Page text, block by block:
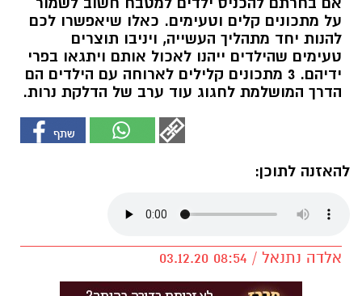
על מתכונים קלים וטעימים. כאלו שיאפשרו לכם
להנות יחד מתהליך העשייה, ויניבו תוצרים
טעימים שהילדים ייהנו לאכול אותם ויתגאו בפרי
ידיהם. 3 מתכונים קלילים לארוחה עם הילדים הם
הדרך המושלמת לחגוג עוד ערב של הדלקת נרות.
להאזנה לתוכן:
אלדה נתנאל / 08:54 03.12.20